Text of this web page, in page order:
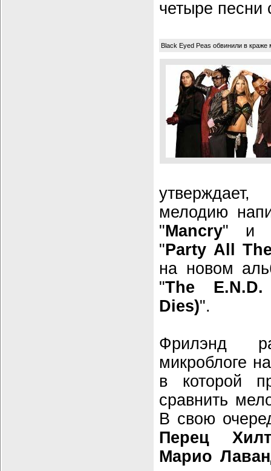
четыре песни
Black Eyed Peas обвинили в краже
мелодию
"Mancry" и
"Party All
на новом
"The
Dies)".
Фрилэнд
микроблоге
в которой
сравнить
В свою
Перец
Марио